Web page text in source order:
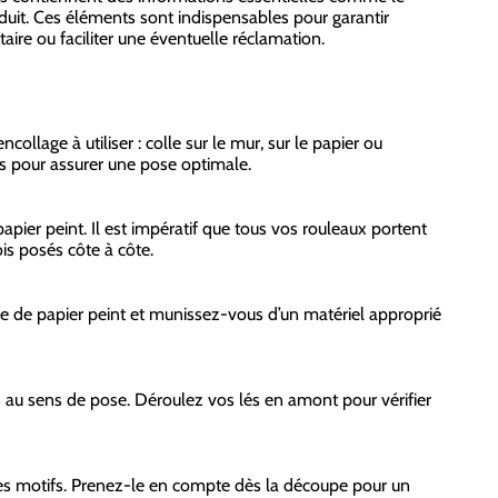
Ces éléments sont indispensables pour garantir
ou faciliter une éventuelle réclamation.
à utiliser : colle sur le mur, sur le papier ou
pour assurer une pose optimale.
peint. Il est impératif que tous vos rouleaux portent
posés côte à côte.
papier peint et munissez-vous d’un matériel approprié
sens de pose. Déroulez vos lés en amont pour vérifier
motifs. Prenez-le en compte dès la découpe pour un